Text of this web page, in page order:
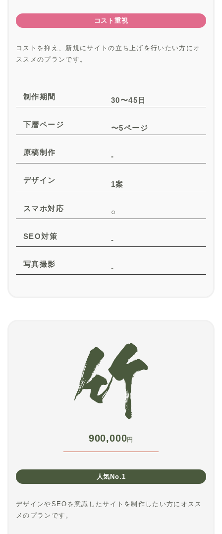
コスト重視
コストを抑え、新規にサイトの立ち上げを行いたい方にオ
ススメのプランです。
制作期間 30〜45日
下層ページ 〜5ページ
原稿制作 -
デザイン 1案
スマホ対応 ○
SEO対策 -
写真撮影 -
900,000円
人気No.1
デザインやSEOを意識したサイトを制作したい方にオスス
メのプランです。